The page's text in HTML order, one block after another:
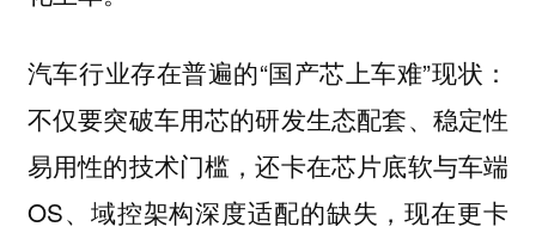
汽车行业存在普遍的“国产芯上车难”现状：
不仅要突破车用芯的研发生态配套、稳定性
易用性的技术门槛，还卡在芯片底软与车端
OS、域控架构深度适配的缺失，现在更卡